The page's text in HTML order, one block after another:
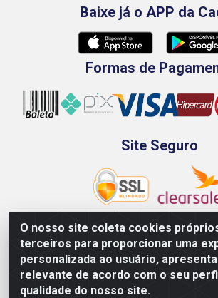
O nosso site coleta cookies
terceiros para proporcionar uma
personalizada ao usuário,
relevante de acordo com o seu
qualidade do nosso site.
Baixe já o APP da
Formas de
Site Seguro
Rod. BR-101 Sul, Km 73, 4505,
Recife/PE - CEP 51240-340 - CNPJ